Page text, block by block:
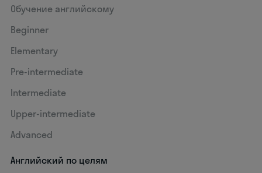
Обучение английскому
Beginner
Elementary
Pre-intermediate
Intermediate
Upper-intermediate
Advanced
Английский по целям